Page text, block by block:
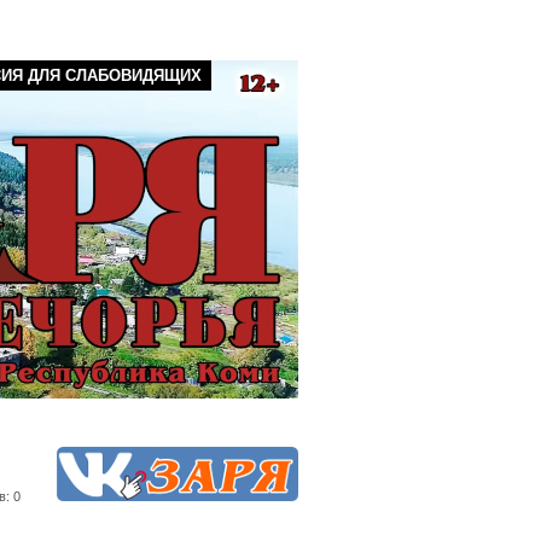
ДЛЯ СЛАБОВИДЯЩИХ
0